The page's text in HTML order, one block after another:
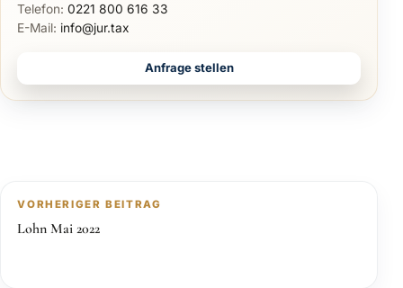
Telefon: 0221 800 616 33
E-Mail: info@jur.tax
Anfrage stellen
VORHERIGER BEITRAG
Lohn Mai 2022